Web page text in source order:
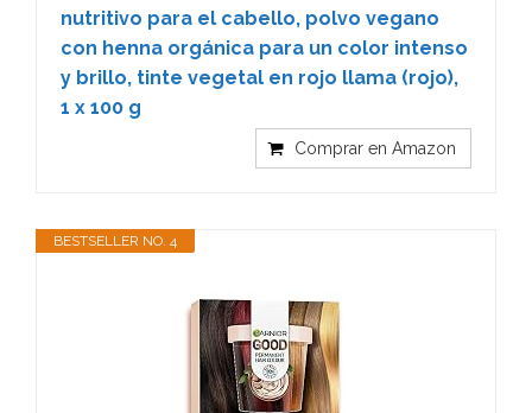
nutritivo para el cabello, polvo vegano
con henna orgánica para un color intenso
y brillo, tinte vegetal en rojo llama (rojo),
1 x 100 g
Comprar en Amazon
BESTSELLER NO. 4